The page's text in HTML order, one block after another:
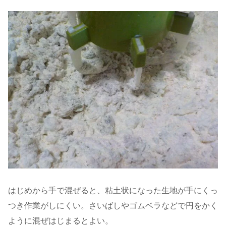
はじめから手で混ぜると、粘土状になった生地が手にくっ
つき作業がしにくい。さいばしやゴムベラなどで円をかく
ように混ぜはじまるとよい。